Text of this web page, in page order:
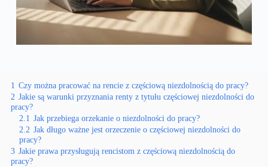
1 Czy można pracować na rencie z częściową niezdolnością do pracy?
2 Jakie są warunki przyznania renty z tytułu częściowej niezdolności do
pracy?
2.1 Jak przebiega orzekanie o niezdolności do pracy?
2.2 Jak długo ważne jest orzeczenie o częściowej niezdolności do
pracy?
3 Jakie prawa przysługują rencistom z częściową niezdolnością do
pracy?